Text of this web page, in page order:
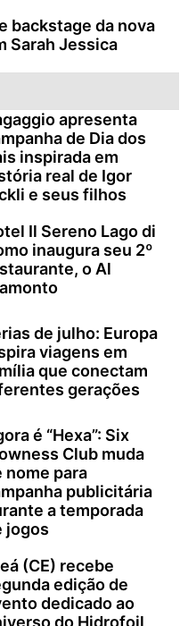
backstage da nova
Sarah Jessica
apresenta
de Dia dos
inspirada em
real de Igor
e seus filhos
Il Sereno Lago di
inaugura seu 2º
o Al
de julho: Europa
viagens em
que conectam
gerações
é “Hexa”: Six
Club muda
nome para
publicitária
a temporada
jogos
(CE) recebe
edição de
dedicado ao
do Hidrofoil